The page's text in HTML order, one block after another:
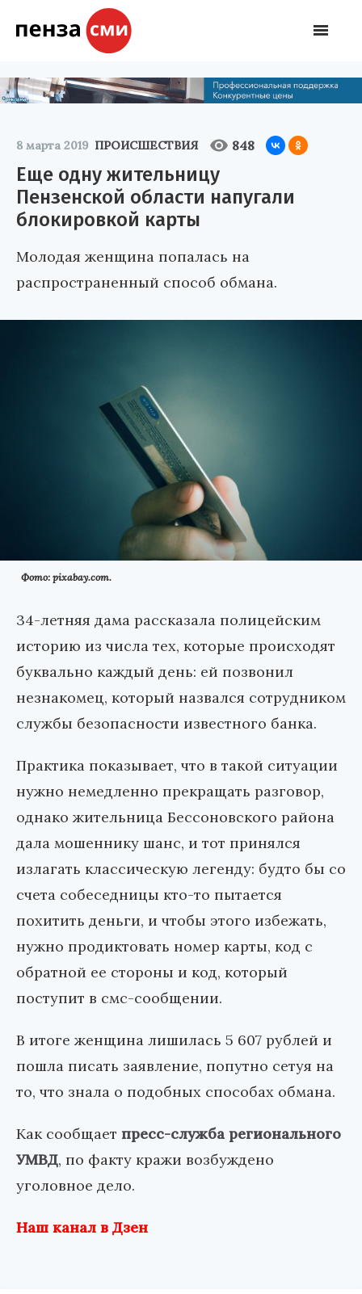
8 марта 2019 ПРОИСШЕСТВИЯ 848
Еще одну жительницу
Пензенской области напугали
блокировкой карты
Молодая женщина попалась на
распространенный способ обмана.
Фото: pixabay.com.
34-летняя дама рассказала полицейским
историю из числа тех, которые происходят
буквально каждый день: ей позвонил
незнакомец, который назвался сотрудником
службы безопасности известного банка.
Практика показывает, что в такой ситуации
нужно немедленно прекращать разговор,
однако жительница Бессоновского района
дала мошеннику шанс, и тот принялся
излагать классическую легенду: будто бы со
счета собеседницы кто-то пытается
похитить деньги, и чтобы этого избежать,
нужно продиктовать номер карты, код с
обратной ее стороны и код, который
поступит в смс-сообщении.
В итоге женщина лишилась 5 607 рублей и
пошла писать заявление, попутно сетуя на
то, что знала о подобных способах обмана.
Как сообщает пресс-служба регионального
УМВД, по факту кражи возбуждено
уголовное дело.
Наш канал в Дзен